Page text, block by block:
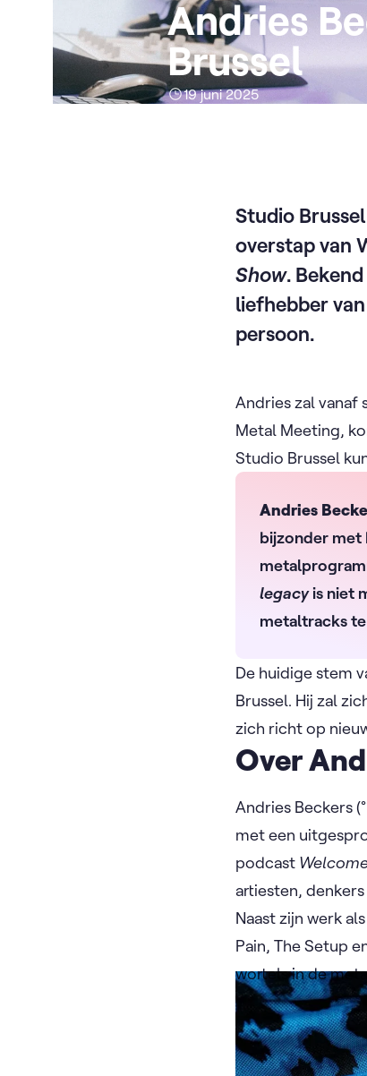
Andries
Brussel
19 juni 2025
Studio
overstap van
Show.
liefhebber
persoon.
Andries zal
Metal Meeting,
Studio Brussel
Andries
bijzonder
legacyis niet
metaltracks
De huidige stem
Brussel. Hij zal
zich richt op
Over
Andries Beckers
met een
podcast
artiesten,
Naast zijn werk
Pain, The Setup
wortels in de